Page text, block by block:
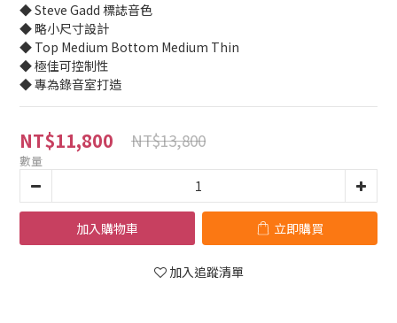
◆ Steve Gadd 標誌音色
◆ 略小尺寸設計
◆ Top Medium Bottom Medium Thin
◆ 極佳可控制性
◆ 專為錄音室打造
NT$11,800 NT$13,800
數量
加入購物車 立即購買
加入追蹤清單